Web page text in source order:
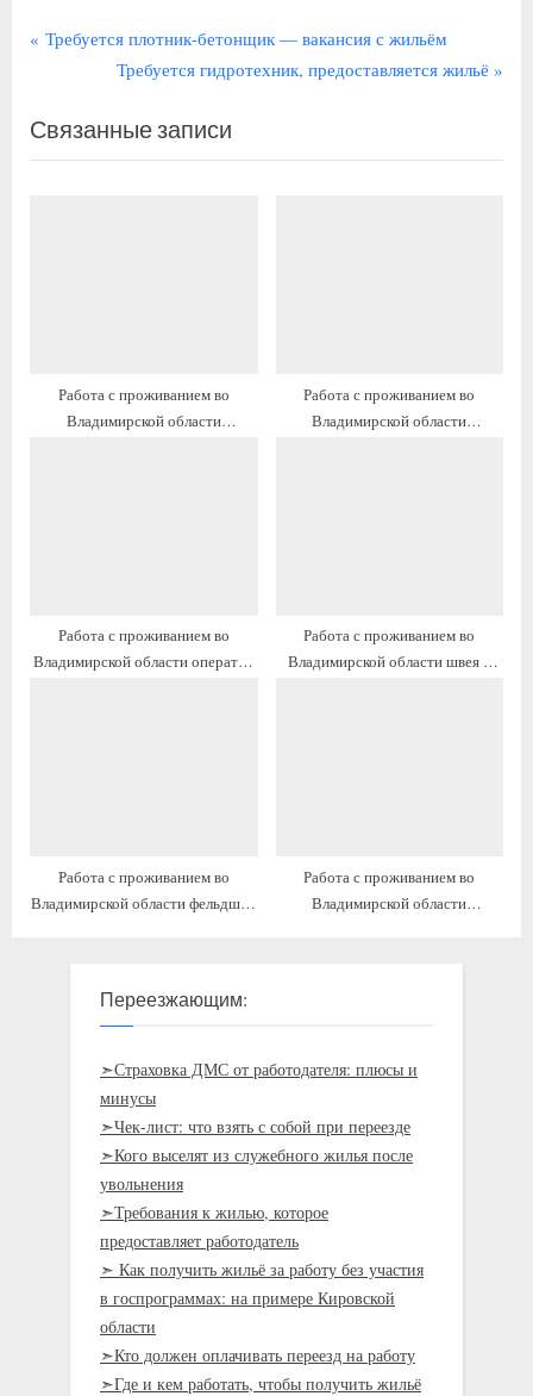
Навигация
записям
П
д
ы
Требуется плотник-бетонщик — вакансия с жильём
С
е
д
Требуется гидротехник, предоставляется жильё
Связанные записи
Работа с проживанием во
Владимирской области
Работа с проживанием во
Владимирской области
Работа с проживанием во
Владимирской области оператор
Работа с проживанием во
Владимирской области швея 3
Работа с проживанием во
Владимирской области фельдшер
Работа с проживанием во
Владимирской области
Переезжающим:
➣Страховка ДМС от работодателя: плюсы и
минусы
➣Чек-лист: что взять с собой при переезде
➣Кого выселят из служебного жилья после
увольнения
➣Требования к жилью, которое
предоставляет работодатель
➣ Как получить жильё за работу без участия
в госпрограммах: на примере Кировской
области
➣Кто должен оплачивать переезд на работу
➣Где и кем работать, чтобы получить жильё